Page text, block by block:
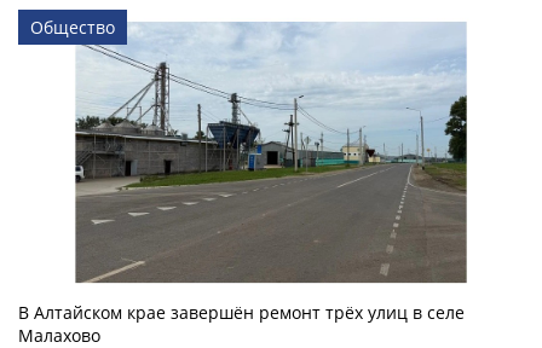
Общество
В Алтайском крае завершён ремонт трёх улиц в селе
Малахово